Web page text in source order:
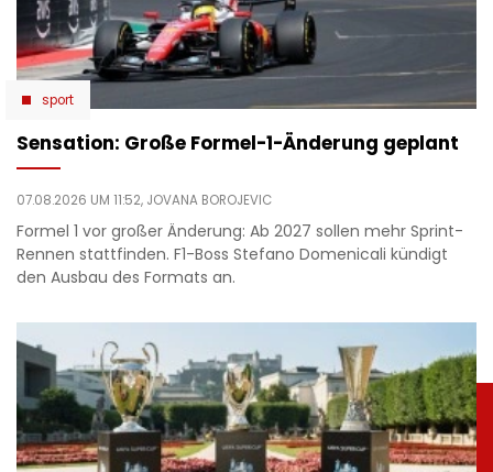
sport
Sensation: Große Formel-1-Änderung geplant
07.08.2026 UM 11:52, JOVANA BOROJEVIC
Formel 1 vor großer Änderung: Ab 2027 sollen mehr Sprint-
Rennen stattfinden. F1-Boss Stefano Domenicali kündigt
den Ausbau des Formats an.